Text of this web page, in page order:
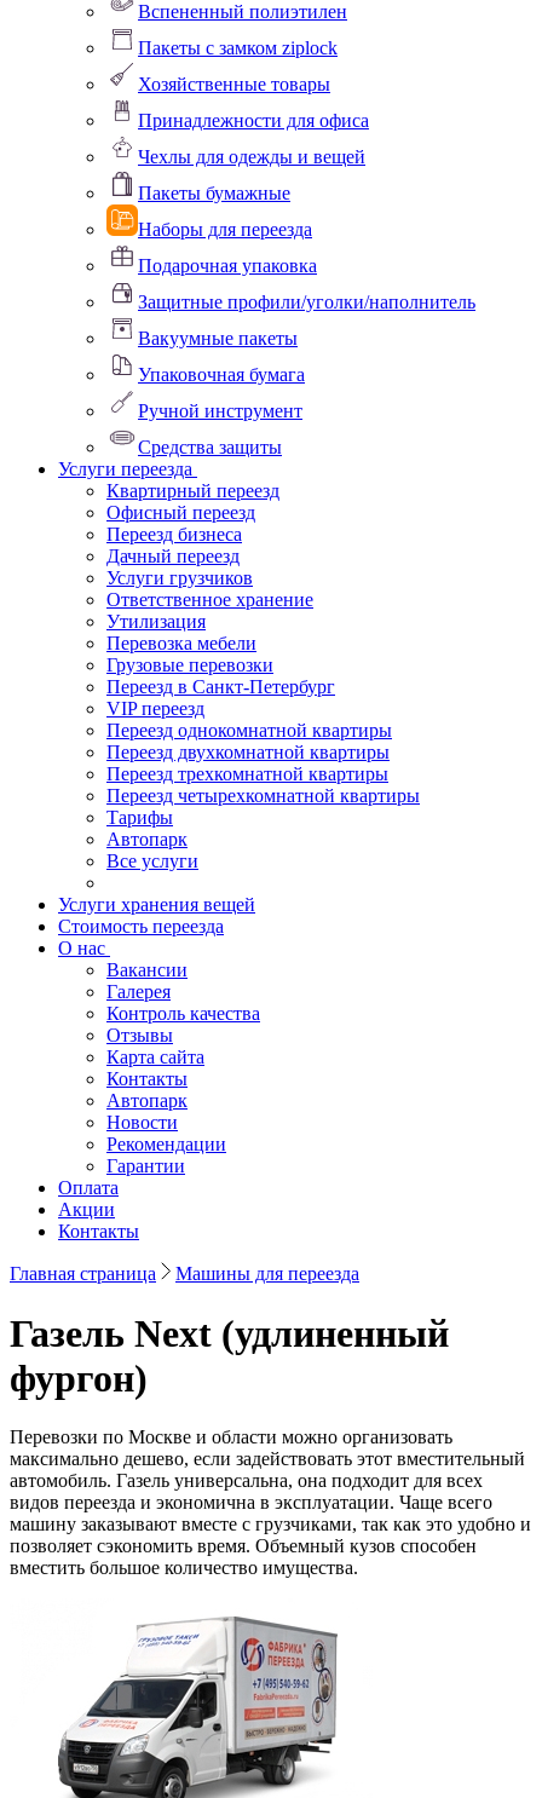
Вспененный полиэтилен
Пакеты с замком ziplock
Хозяйственные товары
Принадлежности для офиса
Чехлы для одежды и вещей
Пакеты бумажные
Наборы для переезда
Подарочная упаковка
Защитные профили/уголки/наполнитель
Вакуумные пакеты
Упаковочная бумага
Ручной инструмент
Средства защиты
Услуги переезда
Квартирный переезд
Офисный переезд
Переезд бизнеса
Дачный переезд
Услуги грузчиков
Ответственное хранение
Утилизация
Перевозка мебели
Грузовые перевозки
Переезд в Санкт-Петербург
VIP переезд
Переезд однокомнатной квартиры
Переезд двухкомнатной квартиры
Переезд трехкомнатной квартиры
Переезд четырехкомнатной квартиры
Тарифы
Автопарк
Все услуги
Услуги хранения вещей
Стоимость переезда
О нас
Вакансии
Галерея
Контроль качества
Отзывы
Карта сайта
Контакты
Автопарк
Новости
Рекомендации
Гарантии
Оплата
Акции
Контакты
Главная страница Машины для переезда
Газель Next (удлиненный
фургон)
Перевозки по Москве и области можно организовать
максимально дешево, если задействовать этот вместительный
автомобиль. Газель универсальна, она подходит для всех
видов переезда и экономична в эксплуатации. Чаще всего
машину заказывают вместе с грузчиками, так как это удобно и
позволяет сэкономить время. Объемный кузов способен
вместить большое количество имущества.